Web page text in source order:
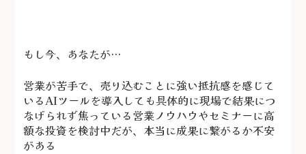
もし今、あなたが…
営業が苦手で、売り込むことに強い抵抗感を感じて
いるAIツールを導入しても具体的に現場で結果につ
なげられず焦っている営業ノウハウやセミナーに高
額な投資を検討中だが、本当に成果に繋がるか不安
がある